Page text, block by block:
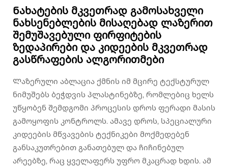
Ნახატების მკვეთრად გამოსახველი
ნახსენებლების მისაღებად ლაზერით
შემუშავებული ფირფიტების
ზედაპირები და კიდეების მკვეთრად
გასწრაფების ალგორითმები
Ლაზერული აბლაცია ქმნის იმ მცირე ტექსტურულ
ნიმუშებს ბეჭდვის პლასტინებზე, რომლებიც ხელს
უწყობენ შემდგომი პროცესის დროს ფერადი მასის
გამოყოფის კონტროლს. ამავე დროს, სპეციალური
კიდეების მწვავების ტექნიკები მოქმედებენ
განსაკუთრებით განათებულ და ჩიჩინებულ
არეებზე, რაც ყველაფერს უფრო მკაცრად ხდის. ამ